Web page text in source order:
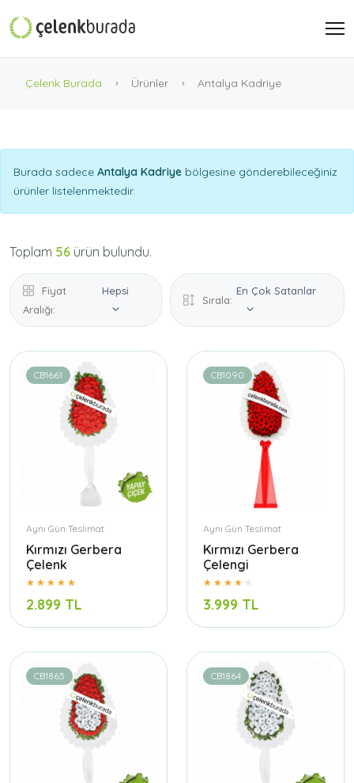
Çelenk Burada Ürünler Antalya Kadriye
Burada sadece Antalya Kadriye bölgesine gönderebileceğiniz
ürünler listelenmektedir.
Toplam 56 ürün bulundu.
Fiyat
Aralığı:
Hepsi
Sırala:
En Çok Satanlar
CB1661
Aynı Gün Teslimat
Kırmızı Gerbera
Çelenk
2.899 TL
CB1090
Aynı Gün Teslimat
Kırmızı Gerbera
Çelengi
3.999 TL
CB1865 CB1864